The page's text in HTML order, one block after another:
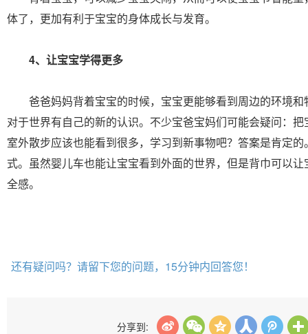
体了，更加有利于宝宝的身体成长与发育。
4、让宝宝学得更多
爸爸妈妈背着宝宝的时候，宝宝更能够看到周边的环境和
对于世界有自己的新的认识。不少宝爸宝妈们可能会疑问：
室外散步应该也能看到很多，学习到新事物吧？答案是肯定
式。虽然婴儿车也能让宝宝看到外面的世界，但是背巾可以
全感。
还有疑问吗？请留下您的问题，15分钟内回答您！
分享到: